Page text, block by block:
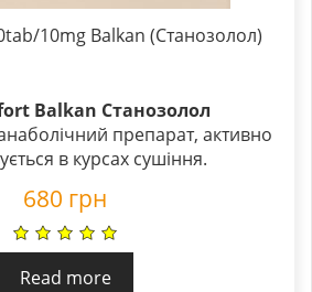
10mg Balkan (Станозолол)
Balkan Станозолол
препарат, активно
в курсах сушіння.
680 грн
Read more